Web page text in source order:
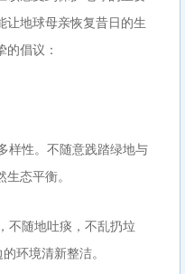
让地球母亲恢复昔日的生
倡议：
样性。不随意践踏绿地与
态平衡。
不随地吐痰，不乱扔垃
环境清新整洁。